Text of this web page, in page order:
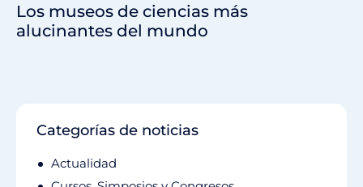
Los museos de ciencias más
alucinantes del mundo
Categorías de noticias
Actualidad